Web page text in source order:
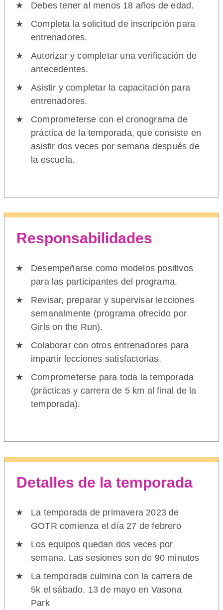
Debes tener al menos 18 años de edad.
Completa la solicitud de inscripción para
entrenadores.
Autorizar y completar una verificación de
antecedentes.
Asistir y completar la capacitación para
entrenadores.
Comprometerse con el cronograma de
práctica de la temporada, que consiste en
asistir dos veces por semana después de
la escuela.
Responsabilidades
Desempeñarse como modelos positivos
para las participantes del programa.
Revisar, preparar y supervisar lecciones
semanalmente (programa ofrecido por
Girls on the Run).
Colaborar con otros entrenadores para
impartir lecciones satisfactorias.
Comprometerse para toda la temporada
(prácticas y carrera de 5 km al final de la
temporada).
Detalles de la temporada
La temporada de primavera 2023 de
GOTR comienza el día 27 de febrero
Los equipos quedan dos veces por
semana. Las sesiones son de 90 minutos
La temporada culmina con la carrera de
5k el sábado, 13 de mayo en Vasona
Park